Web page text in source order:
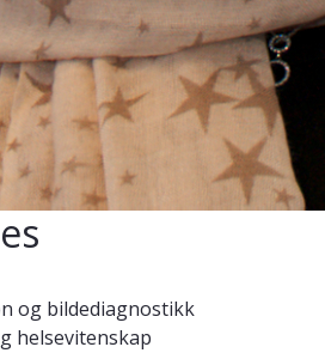
og bildediagnostikk
helsevitenskap